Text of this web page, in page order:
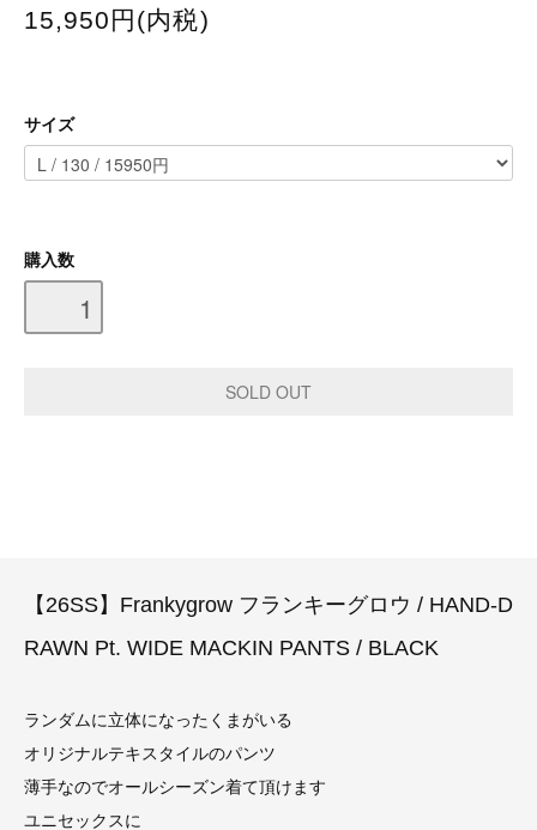
15,950円(内税)
サイズ
購入数
【26SS】Frankygrow フランキーグロウ / HAND-D
RAWN Pt. WIDE MACKIN PANTS / BLACK
ランダムに立体になったくまがいる
オリジナルテキスタイルのパンツ
薄手なのでオールシーズン着て頂けます
ユニセックスに